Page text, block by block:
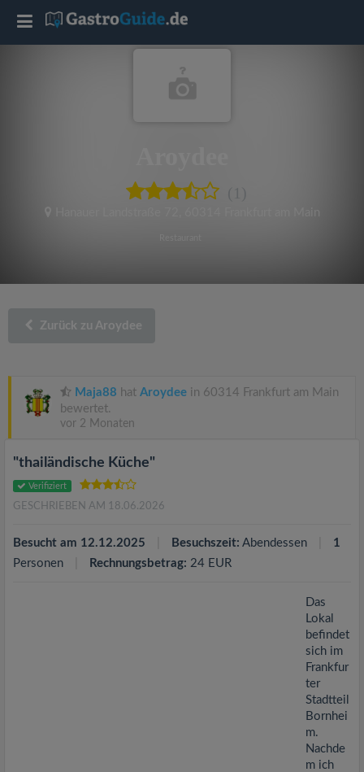
(1)
Zurück zu Aroydee
Maja88 hat Aroydee in 60314 Frankfurt am Main
bewertet.
vor 2 Monaten
"thailändische Küche"
Verifiziert
GESCHRIEBEN AM 18.06.2026
Besucht am 12.12.2025 Besuchszeit: Abendessen
1
Personen
Rechnungsbetrag: 24 EUR
Das
Lokal
befindet
sich im
Frankfur
ter
Stadtteil
Bornhei
m.
Nachde
m ich
T
i
a
t